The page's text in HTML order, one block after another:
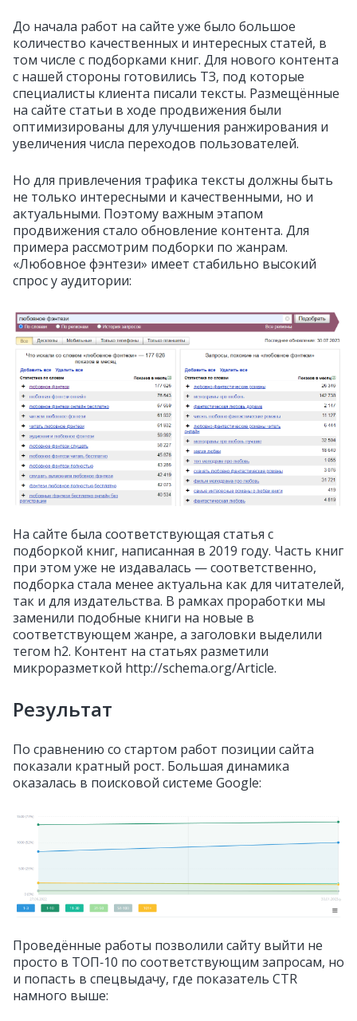
До начала работ на сайте уже было большое
количество качественных и интересных статей, в
том числе с подборками книг. Для нового контента
с нашей стороны готовились ТЗ, под которые
специалисты клиента писали тексты. Размещённые
на сайте статьи в ходе продвижения были
оптимизированы для улучшения ранжирования и
увеличения числа переходов пользователей.
Но для привлечения трафика тексты должны быть
не только интересными и качественными, но и
актуальными. Поэтому важным этапом
продвижения стало обновление контента. Для
примера рассмотрим подборки по жанрам.
«Любовное фэнтези» имеет стабильно высокий
спрос у аудитории:
На сайте была соответствующая статья с
подборкой книг, написанная в 2019 году. Часть книг
при этом уже не издавалась — соответственно,
подборка стала менее актуальна как для читателей,
так и для издательства. В рамках проработки мы
заменили подобные книги на новые в
соответствующем жанре, а заголовки выделили
тегом h2. Контент на статьях разметили
микроразметкой http://schema.org/Article.
Результат
По сравнению со стартом работ позиции сайта
показали кратный рост. Большая динамика
оказалась в поисковой системе Google:
Проведённые работы позволили сайту выйти не
просто в ТОП‑10 по соответствующим запросам, но
и попасть в спецвыдачу, где показатель CTR
намного выше: